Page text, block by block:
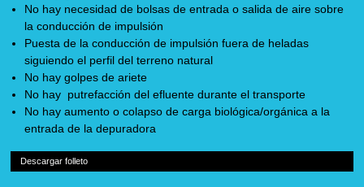
No hay necesidad de bolsas de entrada o salida de aire sobre
la conducción de impulsión
Puesta de la conducción de impulsión fuera de heladas
siguiendo el perfil del terreno natural
No hay golpes de ariete
No hay putrefacción del efluente durante el transporte
No hay aumento o colapso de carga biológica/orgánica a la
entrada de la depuradora
Descargar folleto